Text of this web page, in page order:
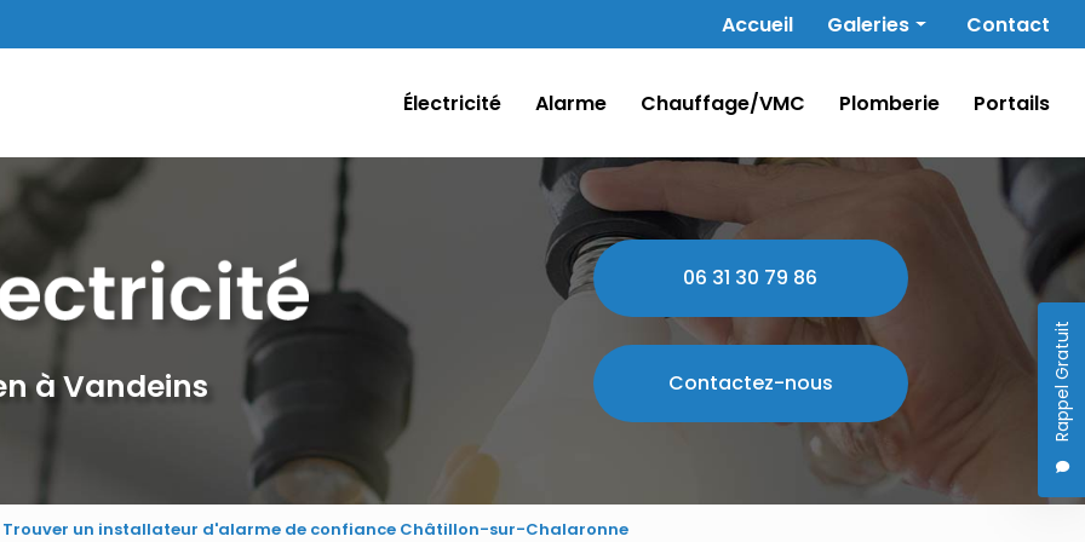
Navigation secondaire
Accueil Galeries
Alarme
Chauffage/VMC
Portails
Contact
Rappel Gratuit
Électricité
Alarme Chauffage/VMC Plomberie Portails
à Vandeins
06 31 30 79 86
Contactez-nous
Trouver un installateur d'alarme de confiance Châtillon-sur-Chalaronne